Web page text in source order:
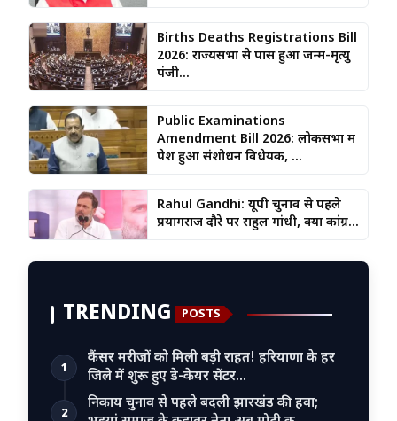
Births Deaths Registrations Bill
2026: राज्यसभा से पास हुआ जन्म-मृत्यु
पंजी...
Public Examinations
Amendment Bill 2026: लोकसभा में
पेश हुआ संशोधन विधेयक, ...
Rahul Gandhi: यूपी चुनाव से पहले
प्रयागराज दौरे पर राहुल गांधी, क्या कांग्र...
TRENDING POSTS
1
कैंसर मरीजों को मिली बड़ी राहत! हरियाणा के हर
जिले में शुरू हुए डे-केयर सेंटर…
2
निकाय चुनाव से पहले बदली झारखंड की हवा;